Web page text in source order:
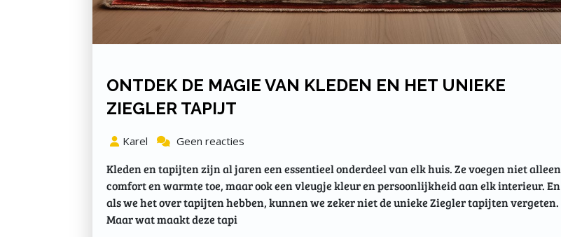
ONTDEK DE MAGIE VAN KLEDEN EN HET UNIEKE
ZIEGLER TAPIJT
Karel Geen reacties
Kleden en tapijten zijn al jaren een essentieel onderdeel van elk huis. Ze voegen niet alleen
comfort en warmte toe, maar ook een vleugje kleur en persoonlijkheid aan elk interieur. En
als we het over tapijten hebben, kunnen we zeker niet de unieke Ziegler tapijten vergeten.
Maar wat maakt deze tapi